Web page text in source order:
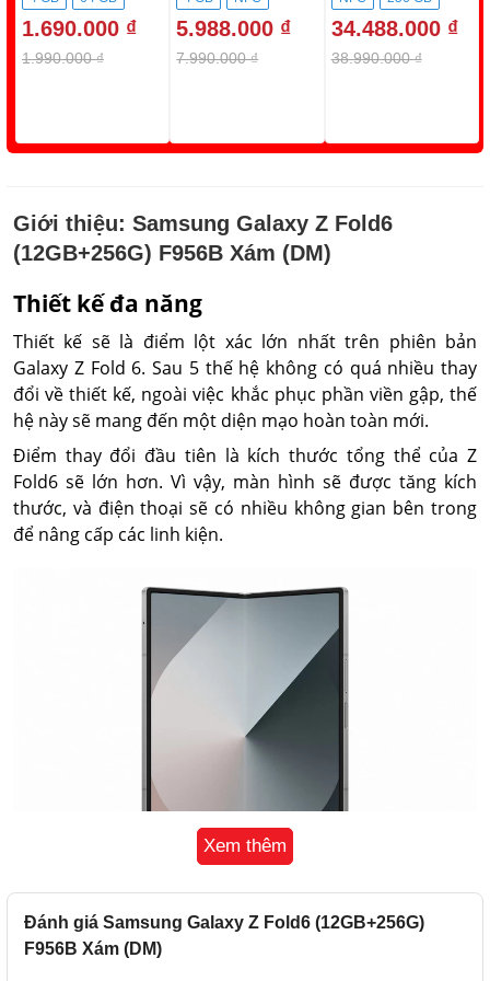
1.690.000 ₫
1.990.000 ₫
128 GB
5.988.000 ₫
7.990.000 ₫
34.488.000 ₫
38.990.000 ₫
Giới thiệu: Samsung Galaxy Z Fold6
(12GB+256G) F956B Xám (DM)
Thiết kế đa năng
Thiết kế sẽ là điểm lột xác lớn nhất trên phiên bản
Galaxy Z Fold 6. Sau 5 thế hệ không có quá nhiều thay
đổi về thiết kế, ngoài việc khắc phục phần viền gập, thế
hệ này sẽ mang đến một diện mạo hoàn toàn mới.
Điểm thay đổi đầu tiên là kích thước tổng thể của Z
Fold6 sẽ lớn hơn. Vì vậy, màn hình sẽ được tăng kích
thước, và điện thoại sẽ có nhiều không gian bên trong
để nâng cấp các linh kiện.
Thêm vào đó, tỷ lệ màn hình phụ sẽ được cải thiện. Cuối
cùng, giao diện màn hình ngoài hẹp cũng sẽ được sửa
Xem thêm
Đánh giá Samsung Galaxy Z Fold6 (12GB+256G)
F956B Xám (DM)